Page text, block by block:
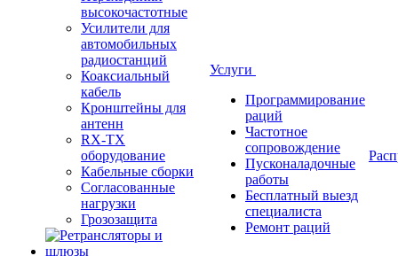
высокочастотные
Усилители для
автомобильных
радиостанций
Коаксиальный
кабель
Кронштейны для
антенн
RX-TX
оборудование
Кабельные сборки
Согласованные
нагрузки
Грозозащита
Услуги
Программирование
раций
Частотное
сопровождение
Пусконаладочные
работы
Бесплатный выезд
специалиста
Ремонт раций